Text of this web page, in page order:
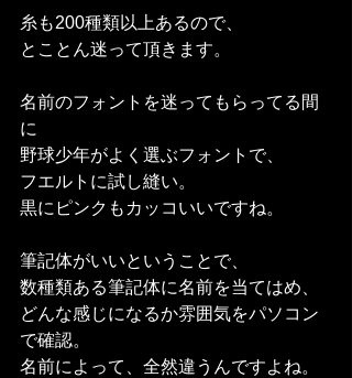
糸も200種類以上あるので、
とことん迷って頂きます。
名前のフォントを迷ってもらってる間
に
野球少年がよく選ぶフォントで、
フエルトに試し縫い。
黒にピンクもカッコいいですね。
筆記体がいいということで、
数種類ある筆記体に名前を当てはめ、
どんな感じになるか雰囲気をパソコン
で確認。
名前によって、全然違うんですよね。